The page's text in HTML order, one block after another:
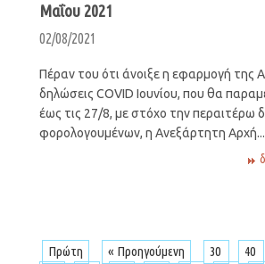
Μαΐου 2021
02/08/2021
Πέραν του ότι άνοιξε η εφαρμογή της
δηλώσεις COVID Ιουνίου, που θα
έως τις 27/8, με στόχο την περαιτέρω
φορολογουμένων, η Ανεξάρτητη Αρχή...
Πρώτη « Προηγούμενη 30 40